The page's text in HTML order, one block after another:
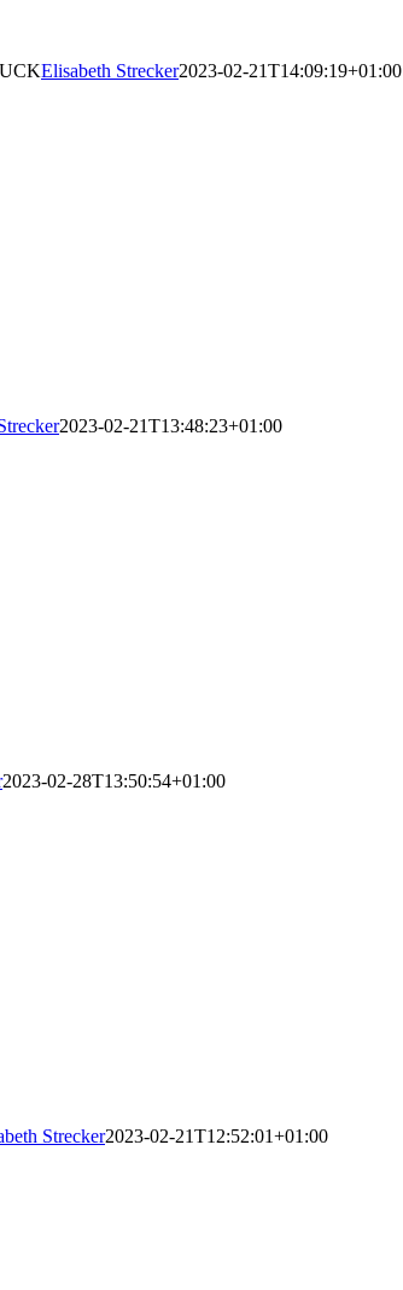
Elisabeth Strecker2023-02-21T14:09:19+01:00
2023-02-21T13:48:23+01:00
2023-02-28T13:50:54+01:00
Strecker2023-02-21T12:52:01+01:00